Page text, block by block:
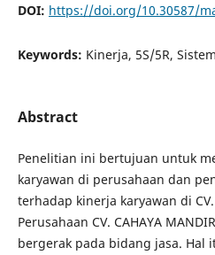
DOI: https://doi.org/10.30587/
Keywords: Kinerja, 5S/5R,
Abstract
Penelitian ini bertujuan untuk
karyawan di perusahaan dan
terhadap kinerja karyawan di CV.
Perusahaan CV. CAHAYA
bergerak pada bidang jasa. Hal